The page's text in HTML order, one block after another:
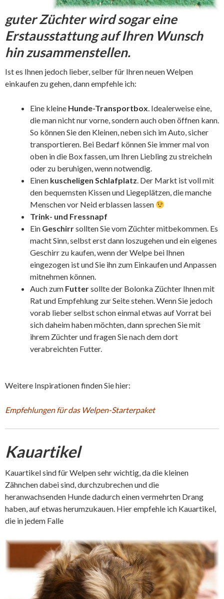
guter Züchter wird sogar eine
Erstausstattung auf Ihren Wunsch
hin zusammenstellen.
Ist es Ihnen jedoch lieber, selber für Ihren neuen Welpen
einkaufen zu gehen, dann empfehle ich:
Eine kleine Hunde-Transportbox. Idealerweise eine,
die man nicht nur vorne, sondern auch oben öffnen kann.
So können Sie den Kleinen, neben sich im Auto, sicher
transportieren. Bei Bedarf können Sie immer mal von
oben in die Box fassen, um Ihren Liebling zu streicheln
oder zu beruhigen, wenn notwendig.
Einen kuscheligen Schlafplatz. Der Markt ist voll mit
den bequemsten Kissen und Liegeplätzen, die manche
Menschen vor Neid erblassen lassen
Trink- und Fressnapf
Ein Geschirrsollten Sie vom Züchter mitbekommen. Es
macht Sinn, selbst erst dann loszugehen und ein eigenes
Geschirr zu kaufen, wenn der Welpe bei Ihnen
eingezogen ist und Sie ihn zum Einkaufen und Anpassen
mitnehmen können.
Auch zum Futtersollte der Bolonka Züchter Ihnen mit
Rat und Empfehlung zur Seite stehen. Wenn Sie jedoch
vorab lieber selbst schon einmal etwas auf Vorrat bei
sich daheim haben möchten, dann sprechen Sie mit
ihrem Züchter und fragen Sie nach dem dort
verabreichten Futter.
Weitere Inspirationen finden Sie hier:
Empfehlungen für das Welpen-Starterpaket
Kauartikel
Kauartikel sind für Welpen sehr wichtig, da die kleinen
Zähnchen dabei sind, durchzubrechen und die
heranwachsenden Hunde dadurch einen vermehrten Drang
haben, auf etwas herumzukauen. Hier empfehle ich Kauartikel,
die in jedem Falle